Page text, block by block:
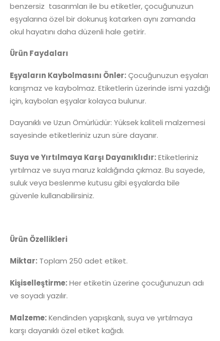
benzersiz tasarımları ile bu etiketler, çocuğunuzun
eşyalarına özel bir dokunuş katarken aynı zamanda
okul hayatını daha düzenli hale getirir.
Ürün Faydaları
Eşyaların Kaybolmasını Önler:Çocuğunuzun eşyaları
karışmaz ve kaybolmaz. Etiketlerin üzerinde ismi yazdığı
için, kaybolan eşyalar kolayca bulunur.
Dayanıklı ve Uzun Ömürlüdür: Yüksek kaliteli malzemesi
sayesinde etiketleriniz uzun süre dayanır.
Suya ve Yırtılmaya Karşı Dayanıklıdır:Etiketleriniz
yırtılmaz ve suya maruz kaldığında çıkmaz. Bu sayede,
suluk veya beslenme kutusu gibi eşyalarda bile
güvenle kullanabilirsiniz.
Ürün Özellikleri
Miktar: Toplam 250 adet etiket.
Kişiselleştirme:Her etiketin üzerine çocuğunuzun adı
ve soyadı yazılır.
Malzeme:Kendinden yapışkanlı, suya ve yırtılmaya
karşı dayanıklı özel etiket kağıdı.